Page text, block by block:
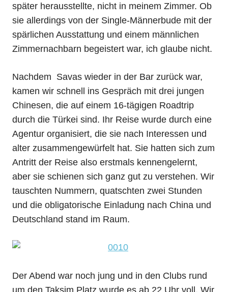
später herausstellte, nicht in meinem Zimmer. Ob
sie allerdings von der Single-Männerbude mit der
spärlichen Ausstattung und einem männlichen
Zimmernachbarn begeistert war, ich glaube nicht.
Nachdem Savas wieder in der Bar zurück war,
kamen wir schnell ins Gespräch mit drei jungen
Chinesen, die auf einem 16-tägigen Roadtrip
durch die Türkei sind. Ihr Reise wurde durch eine
Agentur organisiert, die sie nach Interessen und
alter zusammengewürfelt hat. Sie hatten sich zum
Antritt der Reise also erstmals kennengelernt,
aber sie schienen sich ganz gut zu verstehen. Wir
tauschten Nummern, quatschten zwei Stunden
und die obligatorische Einladung nach China und
Deutschland stand im Raum.
Der Abend war noch jung und in den Clubs rund